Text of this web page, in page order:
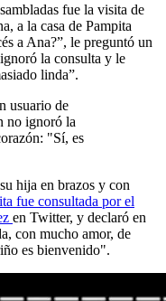
fue la visita de
a la casa de Pampita
a Ana?”, le preguntó un
la consulta y le
linda”.
usuario de
no ignoró la
"Sí, es
hija en brazos y con
fue consultada por el
en Twitter, y declaró en
con mucho amor, de
es bienvenido".